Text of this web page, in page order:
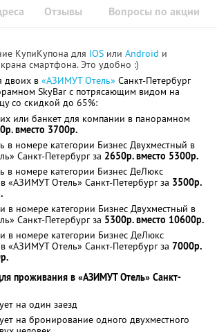
Отзывы Вопросы по акции
КупиКупона для IOS или Android и
смартфона. Это удобно :)
двоих в «АЗИМУТ Отель» Санкт-Петербург
SkyBаr с потрясающим видом на
со скидкой до 65%:
или банкет для компании в панорамном
вместо 3700р.
в номере категории Бизнес Двухместный в
Санкт-Петербург за 2650р. вместо 5300р.
в номере категории Бизнес ДеЛюкс
«АЗИМУТ Отель» Санкт-Петербург за 3500р.
в номере категории Бизнес Двухместный в
Санкт-Петербург за 5300р. вместо 10600р.
в номере категории Бизнес ДеЛюкс
«АЗИМУТ Отель» Санкт-Петербург за 7000р.
проживания в «АЗИМУТ Отель» Санкт-
на один заезд
на бронирование одного двухместного